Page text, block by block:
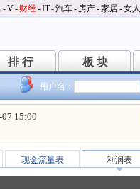
-V- 财经-IT-汽车- 房产-家居-女人
排 行
排 行 板 块
板 块
用户名：
15:00
现金流量表 利润表